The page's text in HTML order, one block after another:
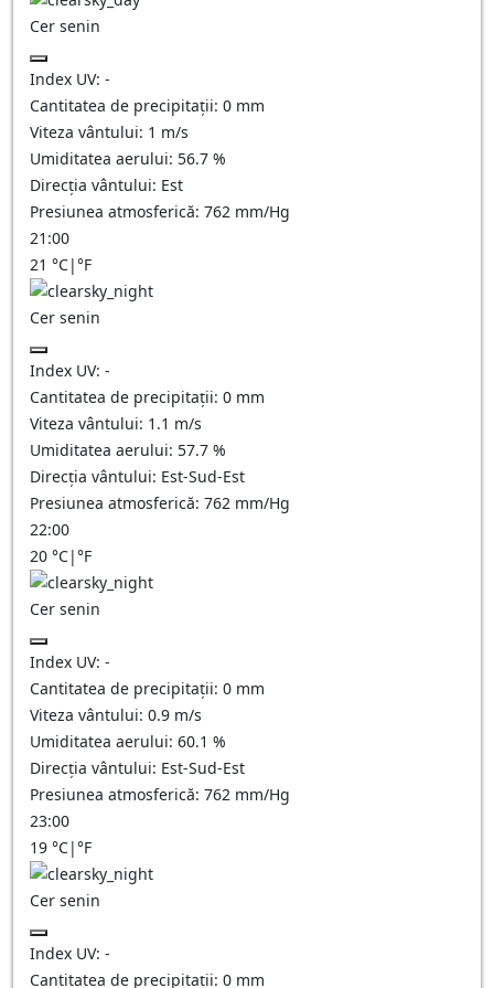
Cer senin
Index UV: -
Cantitatea de precipitații: 0 mm
Viteza vântului: 1 m/s
Umiditatea aerului: 56.7 %
Direcția vântului: Est
Presiunea atmosferică: 762 mm/Hg
21:00
21 °C|°F
Cer senin
Index UV: -
Cantitatea de precipitații: 0 mm
Viteza vântului: 1.1 m/s
Umiditatea aerului: 57.7 %
Direcția vântului: Est-Sud-Est
Presiunea atmosferică: 762 mm/Hg
22:00
20 °C|°F
Cer senin
Index UV: -
Cantitatea de precipitații: 0 mm
Viteza vântului: 0.9 m/s
Umiditatea aerului: 60.1 %
Direcția vântului: Est-Sud-Est
Presiunea atmosferică: 762 mm/Hg
23:00
19 °C|°F
Cer senin
Index UV: -
Cantitatea de precipitații: 0 mm